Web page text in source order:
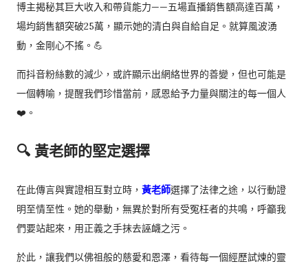
博主揭秘其巨大收入和帶貨能力——五場直播銷售額高達百萬，
場均銷售額突破25萬，顯示她的清白與自給自足。就算風波湧
動，金剛心不搖。💪
而抖音粉絲數的減少，或許顯示出網絡世界的善變，但也可能是
一個轉喻，提醒我們珍惜當前，感恩給予力量與關注的每一個人
❤️。
🔍 黃老師的堅定選擇
在此傳言與實證相互對立時， 黃老師選擇了法律之途，以行動證
明至情至性。她的舉動，無異於對所有受冤枉者的共鳴，呼籲我
們要站起來，用正義之手抹去誣衊之污。
於此，讓我們以佛祖般的慈愛和恩澤，看待每一個經歷試煉的靈